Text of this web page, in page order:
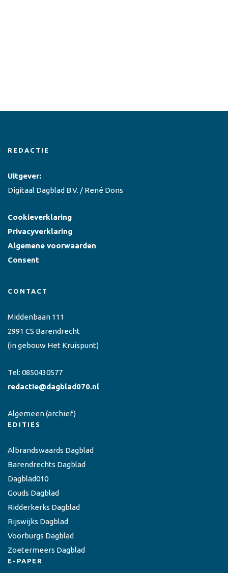
REDACTIE
Uitgever:
Digitaal Dagblad B.V. / René Dons
Cookieverklaring
Privacyverklaring
Algemene voorwaarden
Consent
CONTACT
Middenbaan 111
2991 CS Barendrecht
(in gebouw Het Kruispunt)
Tel: 0850430577
redactie@dagblad070.nl
Algemeen(archief)
EDITIES
Albrandswaards Dagblad
Barendrechts Dagblad
Dagblad010
Gouds Dagblad
Ridderkerks Dagblad
Rijswijks Dagblad
Voorburgs Dagblad
Zoetermeers Dagblad
E-PAPER